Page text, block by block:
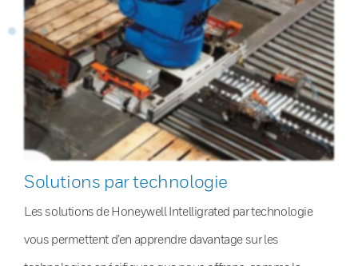
Solutions par technologie
Les solutions de Honeywell Intelligrated par technologie
vous permettent d’en apprendre davantage sur les